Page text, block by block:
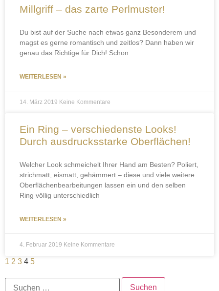
Millgriff – das zarte Perlmuster!
Du bist auf der Suche nach etwas ganz Besonderem und
magst es gerne romantisch und zeitlos? Dann haben wir
genau das Richtige für Dich! Schon
WEITERLESEN »
14. März 2019 Keine Kommentare
Ein Ring – verschiedenste Looks!
Durch ausdrucksstarke Oberflächen!
Welcher Look schmeichelt Ihrer Hand am Besten? Poliert,
strichmatt, eismatt, gehämmert – diese und viele weitere
Oberflächenbearbeitungen lassen ein und den selben
Ring völlig unterschiedlich
WEITERLESEN »
4. Februar 2019 Keine Kommentare
1 2 3 4 5